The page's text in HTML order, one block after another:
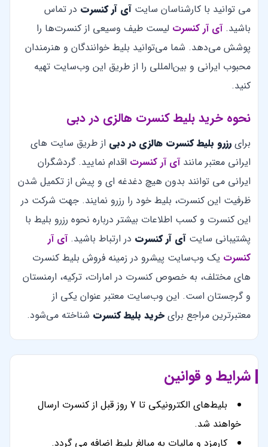
می توانید با کارشناسان سایت آی آر کنسرت در تماس
باشید.آی آر کنسرت لیست طیف وسیعی از کنسرت‌ها را
پوشش می‌دهد. شما می‌توانید بلیط خوانندگان و هنرمندان
محبوب ایرانی و بین‌المللی را از طریق این وب‌سایت تهیه
کنید.
نحوه خرید بلیط کنسرت هالزی در دبی
برای رزرو بلیط کنسرت هالزی در دبی از طریق سایت های
ایرانی معتبر مانندآی آر کنسرت اقدام نمایید. گردشگران
ایرانی می توانند بدون هیچ دغدغه ای و پیش از تکمیل شدن
ظرفیت این کنسرت، بلیط خود را رزرو نمایند. جهت شرکت در
این کنسرت و کسب اطلاعات بیشتر درباره نحوه رزرو بلیط با
پشتیبانی سایت آی آر کنسرت در ارتباط باشید.آی آر
کنسرت یک وب‌سایت پیشرو در زمینه فروش بلیط کنسرت
های مختلف، به خصوص کنسرت در امارات، ترکیه، ارمنستان
و گرجستان است. این وب‌سایت معتبر عنوان یکی از
معتبرترین مراجع برای خرید بلیط کنسرت شناخته می‌شود.
شرایط و قوانین
بلیط‌های الکترونیکی تا 7 روز قبل از کنسرت ارسال
خواهند شد.
کارمزد و مالیات به مبالغ بلیط اضافه می گردد.